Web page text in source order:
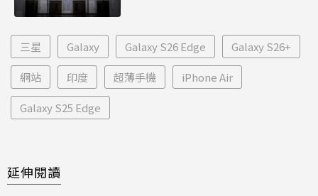
三星 Galaxy Galaxy S26 Edge Galaxy S26+
網站 印度 超薄手機 iPhone Air
Galaxy S25 Edge
延伸閱讀